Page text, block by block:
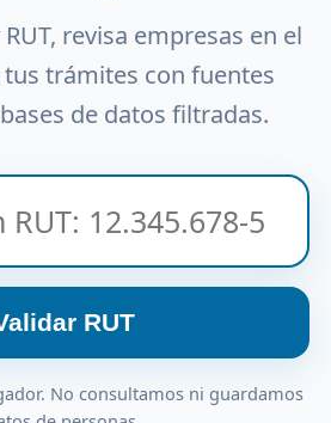
revisa empresas en el
tus trámites con fuentes
de datos filtradas.
RUT
No consultamos ni guardamos